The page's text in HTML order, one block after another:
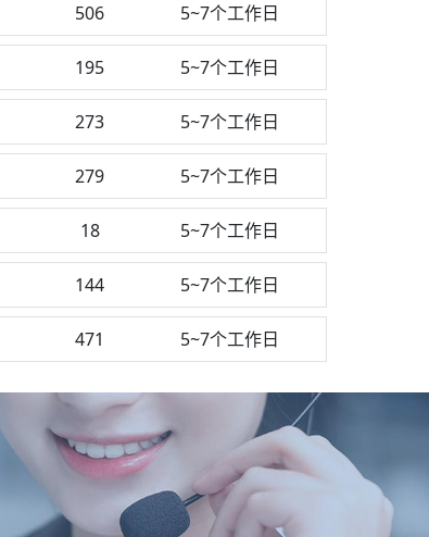
506 5~7个工作日
195 5~7个工作日
273 5~7个工作日
279 5~7个工作日
18 5~7个工作日
144 5~7个工作日
471 5~7个工作日